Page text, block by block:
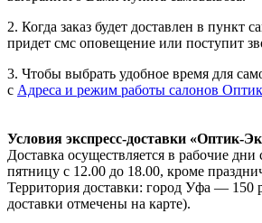
2. Когда заказ будет доставлен в пункт
придет смс оповещение или поступит
3. Чтобы выбрать удобное время для
с Адреса и режим работы салонов
Условия экспресс-доставки «Оптик-
Доставка осуществляется в рабочие
пятницу с 12.00 до 18.00, кроме
Территория доставки: город Уфа — 150
доставки отмечены на карте).